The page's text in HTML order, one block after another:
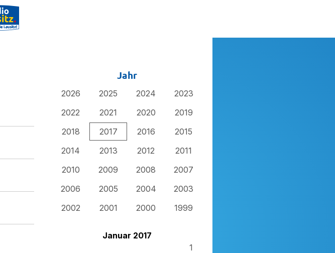
Jahr
2026 2025 2024
2023
2022
2021 2020
2019
2018
2017 2016
2015
2014
2013 2012
2011
2010
2009 2008
2007
2006
2005 2004
2003
2002
2001 2000 1999
Januar 2017
1